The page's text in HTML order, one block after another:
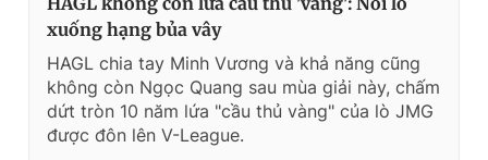
xuống hạng bủa vây
HAGL chia tay Minh Vương và khả năng cũng
không còn Ngọc Quang sau mùa giải này, chấm
dứt tròn 10 năm lứa "cầu thủ vàng" của lò JMG
được đôn lên V-League.